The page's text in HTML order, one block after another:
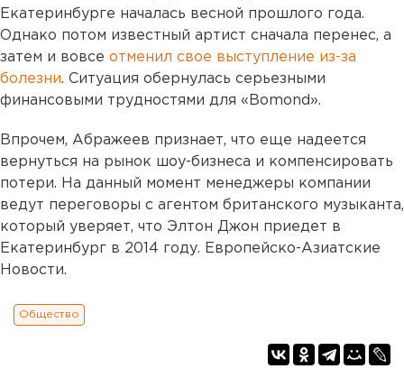
Екатеринбурге началась весной прошлого года.
Однако потом известный артист сначала перенес, а
затем и вовсе отменил свое выступление из-за
болезни. Ситуация обернулась серьезными
финансовыми трудностями для «Bomond».
Впрочем, Абражеев признает, что еще надеется
вернуться на рынок шоу-бизнеса и компенсировать
потери. На данный момент менеджеры компании
ведут переговоры с агентом британского музыканта,
который уверяет, что Элтон Джон приедет в
Екатеринбург в 2014 году. Европейско-Азиатские
Новости.
Общество